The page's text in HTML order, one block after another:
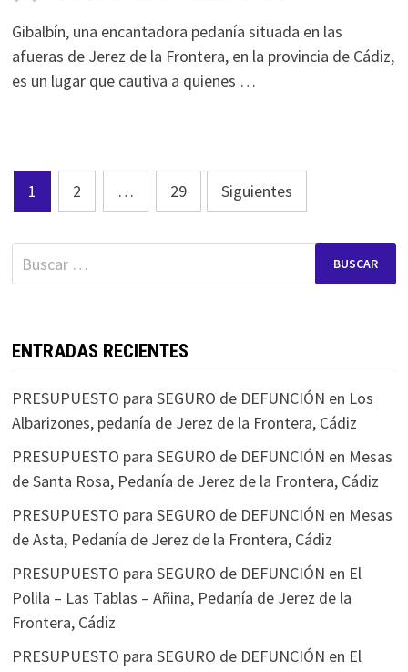
Gibalbín, una encantadora pedanía situada en las
afueras de Jerez de la Frontera, en la provincia de Cádiz,
es un lugar que cautiva a quienes …
Paginación
de
entradas
1 2 … 29 Siguientes
Buscar:
ENTRADAS RECIENTES
PRESUPUESTO para SEGURO de DEFUNCIÓN en Los
Albarizones, pedanía de Jerez de la Frontera, Cádiz
PRESUPUESTO para SEGURO de DEFUNCIÓN en Mesas
de Santa Rosa, Pedanía de Jerez de la Frontera, Cádiz
PRESUPUESTO para SEGURO de DEFUNCIÓN en Mesas
de Asta, Pedanía de Jerez de la Frontera, Cádiz
PRESUPUESTO para SEGURO de DEFUNCIÓN en El
Polila – Las Tablas – Añina, Pedanía de Jerez de la
Frontera, Cádiz
PRESUPUESTO para SEGURO de DEFUNCIÓN en El